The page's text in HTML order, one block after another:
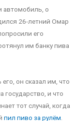
автомобиль, о
26-летний Омар
его
им банку пива
он сказал им, что
и что
тот случай, когда
пил пиво за рулём